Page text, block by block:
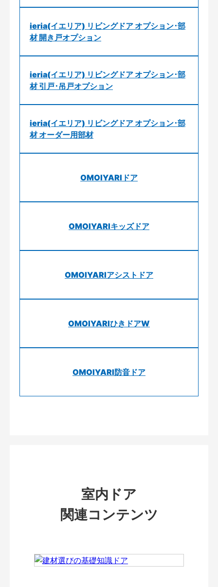
ieria(イエリア) リビングドア オプション･部
材 開き戸オプション
ieria(イエリア) リビングドア オプション･部
材 引戸･吊戸オプション
ieria(イエリア) リビングドア オプション･部
材 オーダー用部材
OMOIYARIドア
OMOIYARIキッズドア
OMOIYARIアシストドア
OMOIYARIひきドアW
OMOIYARI防音ドア
室内ドア
関連コンテンツ